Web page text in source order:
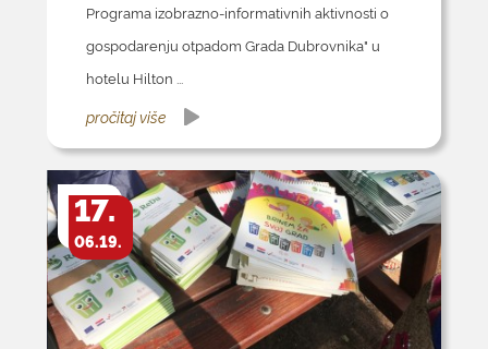
Programa izobrazno-informativnih aktivnosti o
gospodarenju otpadom Grada Dubrovnika" u
hotelu Hilton ...
pročitaj više
17.
06.19.